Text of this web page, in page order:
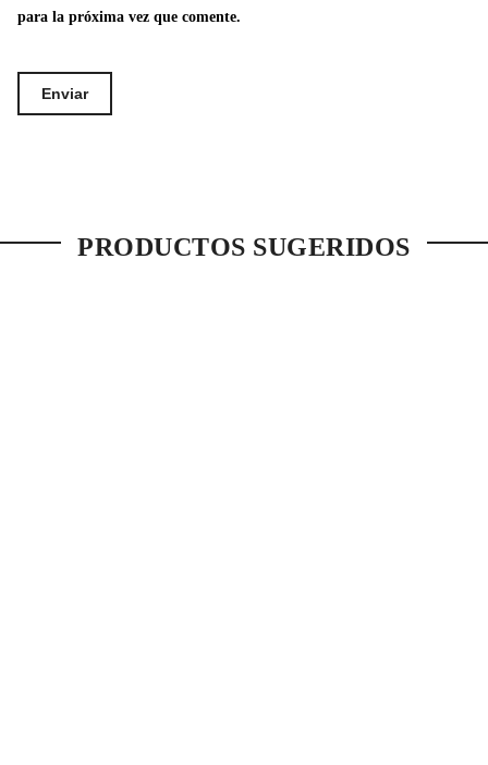
para la próxima vez que comente.
PRODUCTOS SUGERIDOS